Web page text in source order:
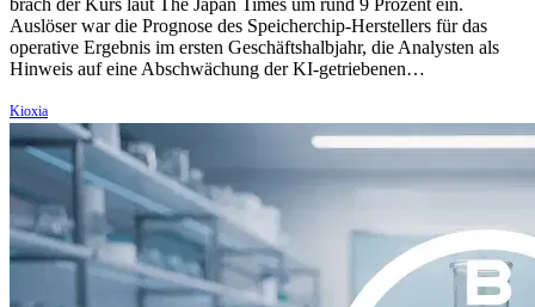
brach der Kurs laut The Japan Times um rund 9 Prozent ein.
Auslöser war die Prognose des Speicherchip-Herstellers für das
operative Ergebnis im ersten Geschäftshalbjahr, die Analysten als
Hinweis auf eine Abschwächung der KI-getriebenen…
Kioxia